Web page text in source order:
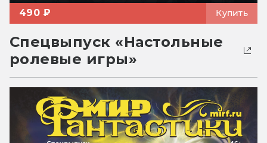
490 ₽ Купить
Спецвыпуск «Настольные
ролевые игры»